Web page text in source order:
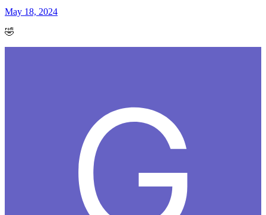
May 18, 2024
🤣